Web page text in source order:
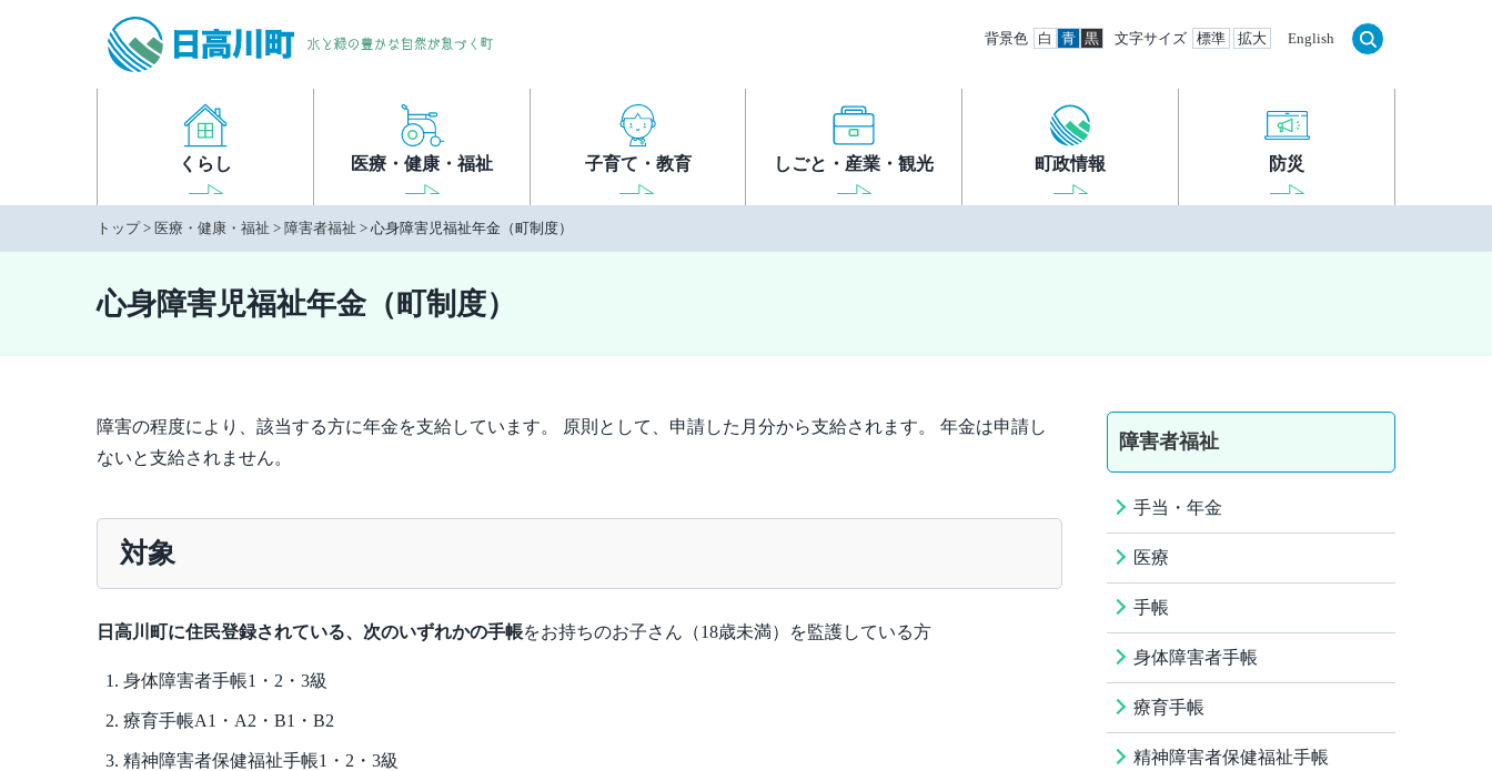
背景色 白 青 黒 文字サイズ 標準 拡大 English
くらし 医療・健康・福祉 子育て・教育 しごと・産業・観光 町政情報 防災
トップ> 医療・健康・福祉 > 障害者福祉 > 心身障害児福祉年金（町制度）
心身障害児福祉年金（町制度）
障害の程度により、該当する方に年金を支給しています。 原則として、申請した月分から支給されます。 年金は申請し
ないと支給されません。
対象
日高川町に住民登録されている、次のいずれかの手帳をお持ちのお子さん（18歳未満）を監護している方
身体障害者手帳1・2・3級
療育手帳A1・A2・B1・B2
精神障害者保健福祉手帳1・2・3級
障害者福祉
手当・年金
医療
手帳
身体障害者手帳
療育手帳
精神障害者保健福祉手帳